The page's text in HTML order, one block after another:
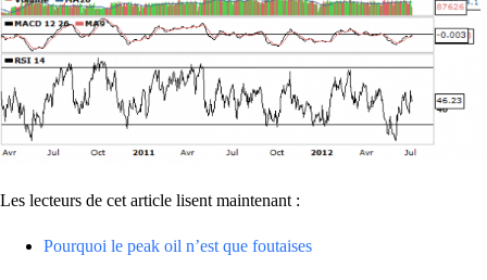
Les lecteurs de cet article lisent maintenant :
Pourquoi le peak oil n’est que foutaises